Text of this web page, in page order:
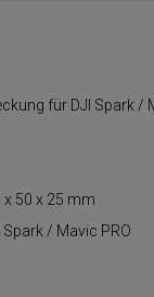
für DJI Spark /
x 50 x 25 mm
Spark / Mavic PRO